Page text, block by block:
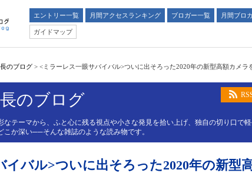
エントリー一覧 月間アクセスランキング ブロガー一覧
月間ブロ
ガイドマップ
のブログ > <ミラーレス一眼サバイバル>ついに出そろった2020年の新型高額カメ
のブログ
なテーマから、ふと心に残る視点や小さな発見を拾い上げ、独自の切り口で
か深い──そんな雑誌のような読み物です。
イバル>ついに出そろった2020年の新型